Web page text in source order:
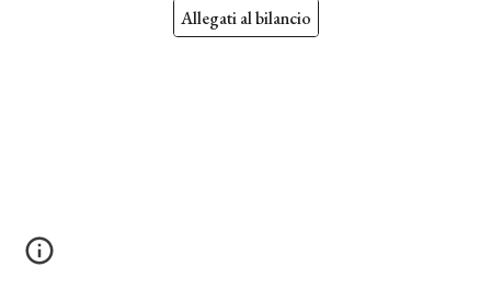
Allegati al bilancio